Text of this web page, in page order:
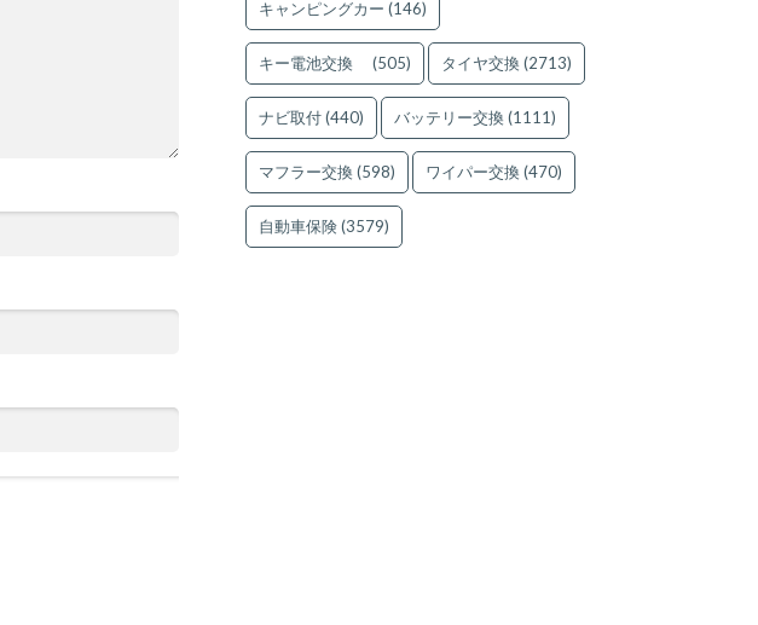
キャンピングカー (146)
キー電池交換 (505) タイヤ交換(2713)
ナビ取付(440) バッテリー交換(1111)
マフラー交換(598) ワイパー交換(470)
自動車保険(3579)